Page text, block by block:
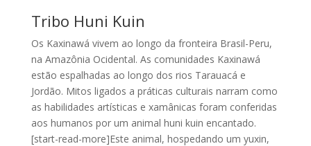
Tribo Huni Kuin
Os Kaxinawá vivem ao longo da fronteira Brasil-Peru,
na Amazônia Ocidental. As comunidades Kaxinawá
estão espalhadas ao longo dos rios Tarauacá e
Jordão. Mitos ligados a práticas culturais narram como
as habilidades artísticas e xamânicas foram conferidas
aos humanos por um animal huni kuin encantado.
[start-read-more]Este animal, hospedando um yuxin,